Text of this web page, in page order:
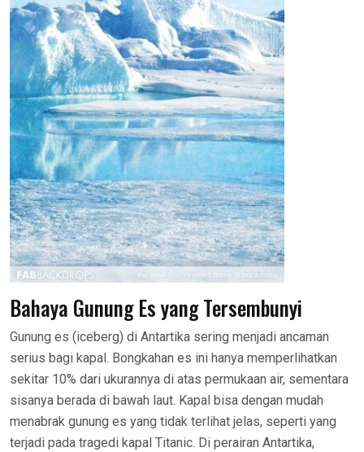
Bahaya Gunung Es yang Tersembunyi
Gunung es (iceberg) di Antartika sering menjadi ancaman
serius bagi kapal. Bongkahan es ini hanya memperlihatkan
sekitar 10% dari ukurannya di atas permukaan air, sementara
sisanya berada di bawah laut. Kapal bisa dengan mudah
menabrak gunung es yang tidak terlihat jelas, seperti yang
terjadi pada tragedi kapal Titanic. Di perairan Antartika,